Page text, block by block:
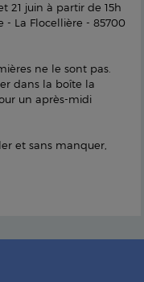
21 juin à partir de 15h
- La Flocellière - 85700
ne le sont pas.
dans la boîte la
un après-midi
et sans manquer,